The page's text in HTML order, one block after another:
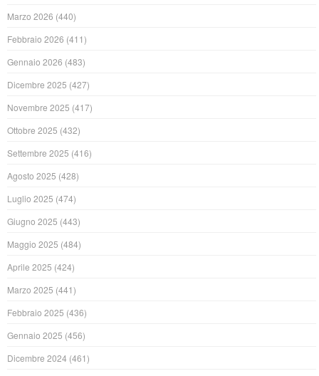
Marzo 2026 (440)
Febbraio 2026 (411)
Gennaio 2026 (483)
Dicembre 2025 (427)
Novembre 2025 (417)
Ottobre 2025 (432)
Settembre 2025 (416)
Agosto 2025 (428)
Luglio 2025 (474)
Giugno 2025 (443)
Maggio 2025 (484)
Aprile 2025 (424)
Marzo 2025 (441)
Febbraio 2025 (436)
Gennaio 2025 (456)
Dicembre 2024 (461)